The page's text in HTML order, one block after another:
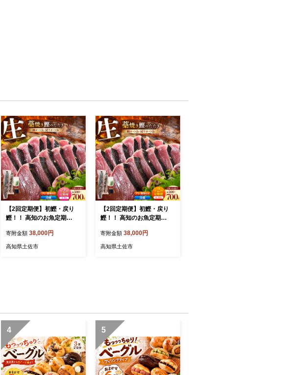
【2回定期便】初鰹・戻り
鰹！！ 高知のお魚定期
月・9月〉 / 年2回お届け 1
～3節 3～5人前 タタキ 鰹の
寄附金額 38,000円
高知県土佐市
【2回定期便】初鰹・戻り
鰹！！ 高知のお魚定期
月・10月〉/ 年2回お届け 1
～3節 3～5人前 タタキ 鰹の
寄附金額 38,000円
高知県土佐市
4 5